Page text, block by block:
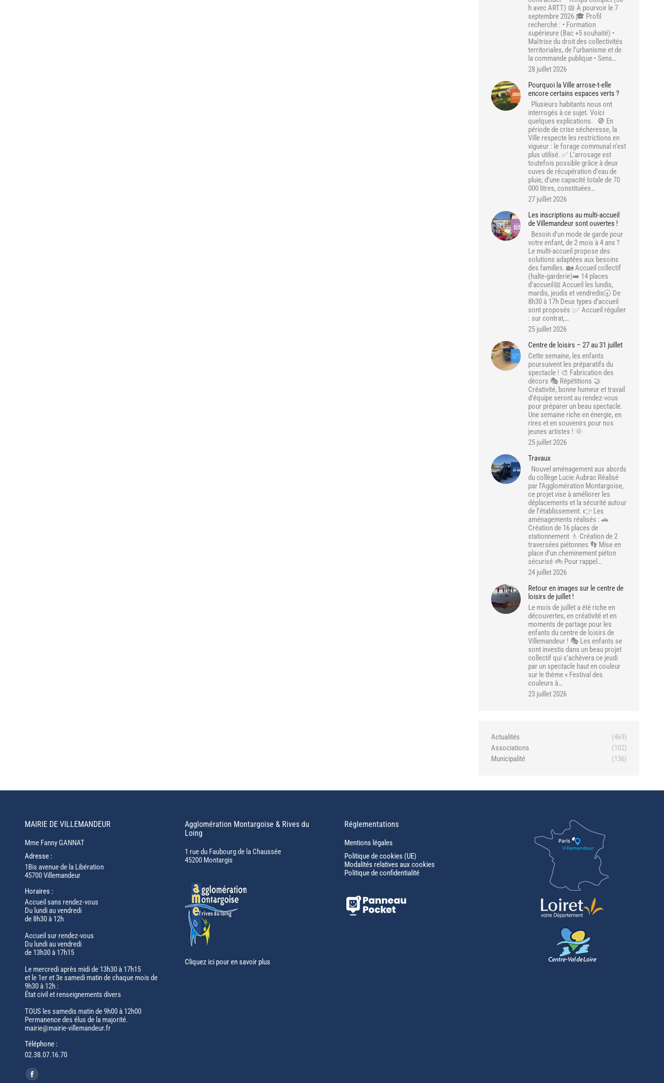
h avec ARTT) 📅 À pourvoir le 7
septembre 2026 🎓 Profil
recherché : • Formation
supérieure (Bac +5 souhaité) •
Maîtrise du droit des collectivités
territoriales, de l’urbanisme et de
la commande publique • Sens…
28 juillet 2026
Pourquoi la Ville arrose-t-elle
encore certains espaces verts ?
Plusieurs habitants nous ont
interrogés à ce sujet. Voici
quelques explications. 🚫 En
période de crise sécheresse, la
Ville respecte les restrictions en
vigueur : le forage communal n’est
plus utilisé. ✅ L’arrosage est
toutefois possible grâce à deux
cuves de récupération d’eau de
pluie, d’une capacité totale de 70
000 litres, constituées…
27 juillet 2026
Les inscriptions au multi-accueil
de Villemandeur sont ouvertes !
Besoin d’un mode de garde pour
votre enfant, de 2 mois à 4 ans ?
Le multi-accueil propose des
solutions adaptées aux besoins
des familles. 🏡 Accueil collectif
(halte-garderie)➡️ 14 places
d’accueil📅 Accueil les lundis,
mardis, jeudis et vendredis🕣 De
8h30 à 17h Deux types d’accueil
sont proposés :✅ Accueil régulier
: sur contrat,…
25 juillet 2026
Centre de loisirs – 27 au 31 juillet
Cette semaine, les enfants
poursuivent les préparatifs du
spectacle ! 🎨 Fabrication des
décors 🎭 Répétitions 🤝
Créativité, bonne humeur et travail
d’équipe seront au rendez-vous
pour préparer un beau spectacle.
Une semaine riche en énergie, en
rires et en souvenirs pour nos
jeunes artistes ! 🌞
25 juillet 2026
Travaux
Nouvel aménagement aux abords
du collège Lucie Aubrac Réalisé
par l’Agglomération Montargoise,
ce projet vise à améliorer les
déplacements et la sécurité autour
de l’établissement. 👉 Les
aménagements réalisés : 🚗
Création de 16 places de
stationnement 🚶 Création de 2
traversées piétonnes 👣 Mise en
place d’un cheminement piéton
sécurisé 🚲 Pour rappel…
24 juillet 2026
Retour en images sur le centre de
loisirs de juillet !
Le mois de juillet a été riche en
découvertes, en créativité et en
moments de partage pour les
enfants du centre de loisirs de
Villemandeur ! 🎭 Les enfants se
sont investis dans un beau projet
collectif qui s’achèvera ce jeudi
par un spectacle haut en couleur
sur le thème « Festival des
couleurs à…
23 juillet 2026
Actualités
(469)
Associations
(102)
Municipalité
(136)
MAIRIE DE VILLEMANDEUR
Mme Fanny GANNAT
Adresse :
1Bis avenue de la Libération
45700 Villemandeur
Horaires :
Accueil sans rendez-vous
Du lundi au vendredi
de 8h30 à 12h
Accueil sur rendez-vous
Du lundi au vendredi
de 13h30 à 17h15
Le mercredi après midi de 13h30 à 17h15
et le 1er et 3e samedi matin de chaque mois de
9h30 à 12h :
État civil et renseignements divers
TOUS les samedis matin de 9h00 à 12h00
Permanence des élus de la majorité.
mairie@mairie-villemandeur.fr
Téléphone :
02.38.07.16.70
Trouvez nous sur :
Facebook
Agglomération Montargoise & Rives du
Loing
1 rue du Faubourg de la Chaussée
45200 Montargis
Cliquez ici pour en savoir plus
Réglementations
Mentions légales
Politique de cookies (UE)
Modalités relatives aux cookies
Politique de confidentialité